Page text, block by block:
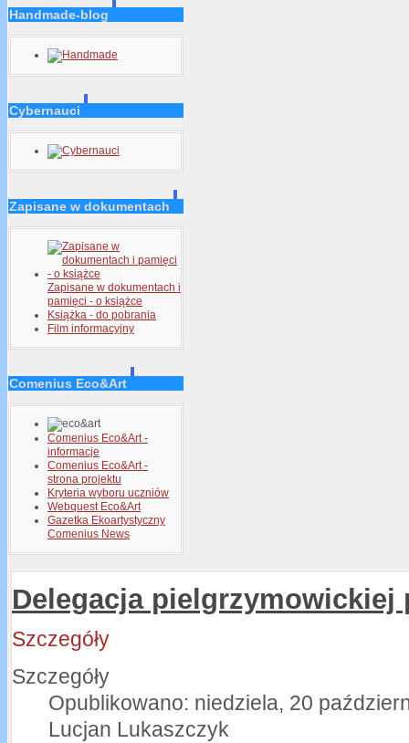
Handmade-blog
Cybernauci
Zapisane w dokumentach
Zapisane w dokumentach i
pamięci - o książce
Książka - do pobrania
Film informacyjny
Comenius Eco&Art
Comenius Eco&Art -
informacje
Comenius Eco&Art -
strona projektu
Kryteria wyboru uczniów
Webquest Eco&Art
Gazetka Ekoartystyczny
Comenius News
Delegacja
Szczegóły
Szczegóły
Opublikowano: niedziela, 20
Lucjan Lukaszczyk